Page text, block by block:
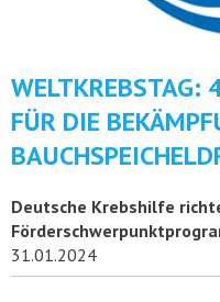
WELTKREBSTAG:
FÜR DIE
Deutsche Krebshilfe
31.01.2024